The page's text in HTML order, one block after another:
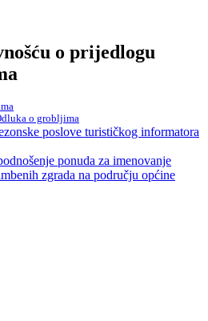
o prijedlogu
o grobljima
poslove turističkog informatora
ponuda za imenovanje
zgrada na području općine